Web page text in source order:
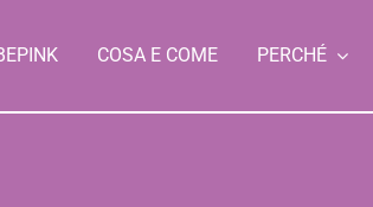
COSA E COME PERCHÉ